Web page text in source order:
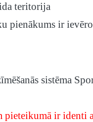
teritorija
pienākums ir
sistēma
ir